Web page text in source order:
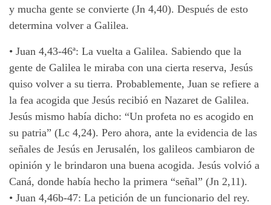
y mucha gente se convierte (Jn 4,40). Después de esto
determina volver a Galilea.
• Juan 4,43-46ª: La vuelta a Galilea. Sabiendo que la
gente de Galilea le miraba con una cierta reserva, Jesús
quiso volver a su tierra. Probablemente, Juan se refiere a
la fea acogida que Jesús recibió en Nazaret de Galilea.
Jesús mismo había dicho: “Un profeta no es acogido en
su patria” (Lc 4,24). Pero ahora, ante la evidencia de las
señales de Jesús en Jerusalén, los galileos cambiaron de
opinión y le brindaron una buena acogida. Jesús volvió a
Caná, donde había hecho la primera “señal” (Jn 2,11).
• Juan 4,46b-47: La petición de un funcionario del rey.